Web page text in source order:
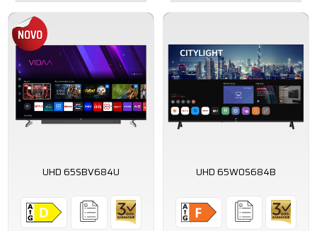
UHD 65SBV684U UHD 65WOS684B